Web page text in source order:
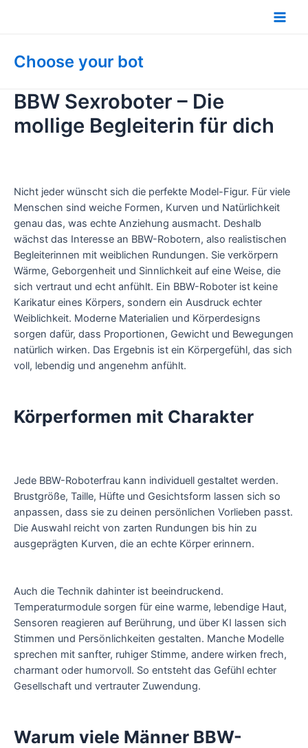
Choose your bot
BBW Sexroboter – Die
mollige Begleiterin für dich
Nicht jeder wünscht sich die perfekte Model-Figur. Für viele
Menschen sind weiche Formen, Kurven und Natürlichkeit
genau das, was echte Anziehung ausmacht. Deshalb
wächst das Interesse an BBW-Robotern, also realistischen
Begleiterinnen mit weiblichen Rundungen. Sie verkörpern
Wärme, Geborgenheit und Sinnlichkeit auf eine Weise, die
sich vertraut und echt anfühlt. Ein BBW-Roboter ist keine
Karikatur eines Körpers, sondern ein Ausdruck echter
Weiblichkeit. Moderne Materialien und Körperdesigns
sorgen dafür, dass Proportionen, Gewicht und Bewegungen
natürlich wirken. Das Ergebnis ist ein Körpergefühl, das sich
voll, lebendig und angenehm anfühlt.
Körperformen mit Charakter
Jede BBW-Roboterfrau kann individuell gestaltet werden.
Brustgröße, Taille, Hüfte und Gesichtsform lassen sich so
anpassen, dass sie zu deinen persönlichen Vorlieben passt.
Die Auswahl reicht von zarten Rundungen bis hin zu
ausgeprägten Kurven, die an echte Körper erinnern.
Auch die Technik dahinter ist beeindruckend.
Temperaturmodule sorgen für eine warme, lebendige Haut,
Sensoren reagieren auf Berührung, und über KI lassen sich
Stimmen und Persönlichkeiten gestalten. Manche Modelle
sprechen mit sanfter, ruhiger Stimme, andere wirken frech,
charmant oder humorvoll. So entsteht das Gefühl echter
Gesellschaft und vertrauter Zuwendung.
Warum viele Männer BBW-